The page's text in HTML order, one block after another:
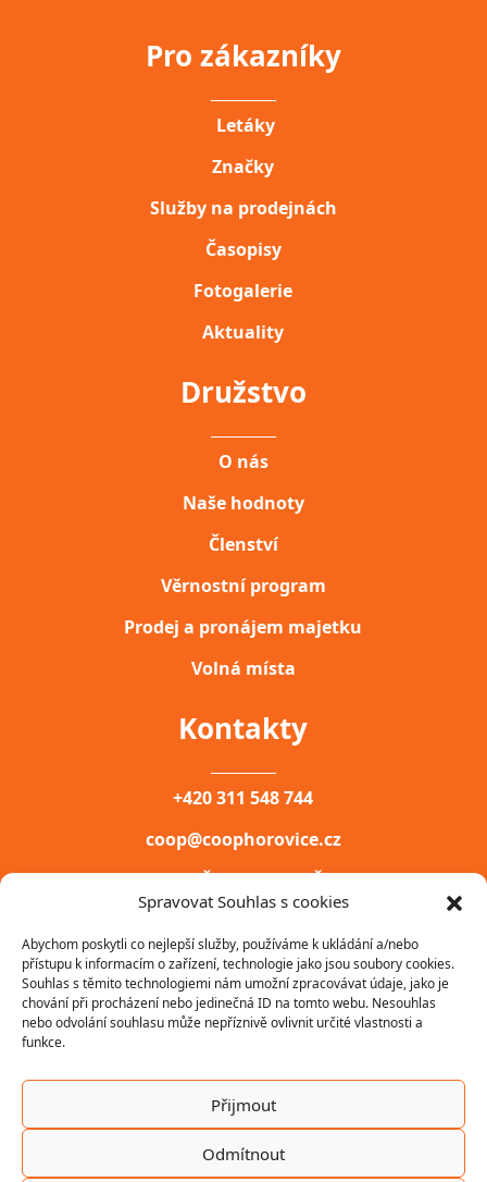
Spravovat Souhlas s cookies
Abychom poskytli co nejlepší služby, používáme k ukládání a/nebo
přístupu k informacím o zařízení, technologie jako jsou soubory cookies.
Souhlas s těmito technologiemi nám umožní zpracovávat údaje, jako je
chování při procházení nebo jedinečná ID na tomto webu. Nesouhlas
nebo odvolání souhlasu může nepříznivě ovlivnit určité vlastnosti a
funkce.
Přijmout
Odmítnout
Pro zákazníky
Letáky
Značky
Služby na prodejnách
Časopisy
Fotogalerie
Aktuality
Družstvo
O nás
Naše hodnoty
Členství
Věrnostní program
Prodej a pronájem majetku
Volná místa
Kontakty
+420 311 548 744
coop@coophorovice.cz
COOP HOŘOVICE, DRUŽSTVO
HOŘOVICE, 268 40
IČ: 00031747
2022 ©COOP Hořovice, družstvo